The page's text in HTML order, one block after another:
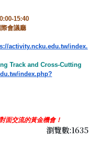
15:40
會議廳
activity.ncku.edu.tw/index.
Track and Cross-Cutting
index.php?
面交流的黃金機會！
瀏覽數:1635